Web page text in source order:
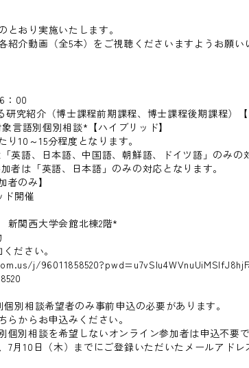
おり実施いたします。
紹介動画（全5本）をご視聴くださいますようお願い
：00
究紹介（博士課程前期課程、博士課程後期課程）
個別相談*【ハイブリッド】
度となります。
国語、朝鮮語、ドイツ語」のみの対応
本語」のみの対応となります。
み】
ド開催
大学会館北棟2階*
さい。
別相談希望者のみ事前申込の必要があります。
お申込みください。
を希望しないオンライン参加者は申込不要
木）までにご登録いただいたメールアドレス